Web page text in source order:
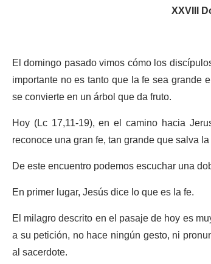
XXVIII
El domingo pasado vimos cómo los
importante no es tanto que la fe sea
se convierte en un árbol que da fruto.
Hoy (Lc 17,11-19), en el camino hacia
reconoce una gran fe, tan grande que salva
De este encuentro podemos escuchar una
En primer lugar, Jesús dice lo que es la fe.
El milagro descrito en el pasaje de hoy es
a su petición, no hace ningún gesto, ni
al sacerdote.